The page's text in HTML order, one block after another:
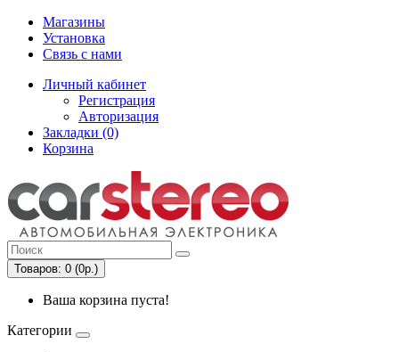
Магазины
Установка
Связь с нами
Личный кабинет
Регистрация
Авторизация
Закладки (0)
Корзина
Товаров: 0 (0р.)
Ваша корзина пуста!
Категории